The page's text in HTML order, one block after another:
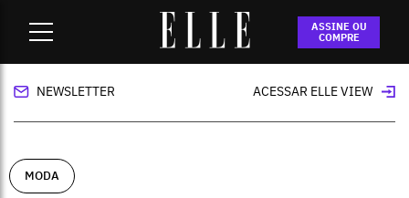
ASSINE OU
COMPRE
Como usar camisa de time: 5 dicas para
incorporar a tendência esportiva
NEWSLETTER ACESSAR ELLE VIEW
MODA